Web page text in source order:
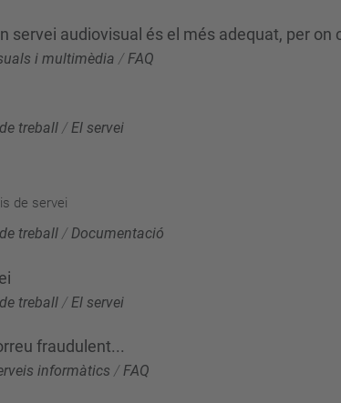
servei audiovisual és el més adequat, per on
i multimèdia /FAQ
treball / El servei
de servei
treball /Documentació
treball / El servei
fraudulent...
informàtics /FAQ